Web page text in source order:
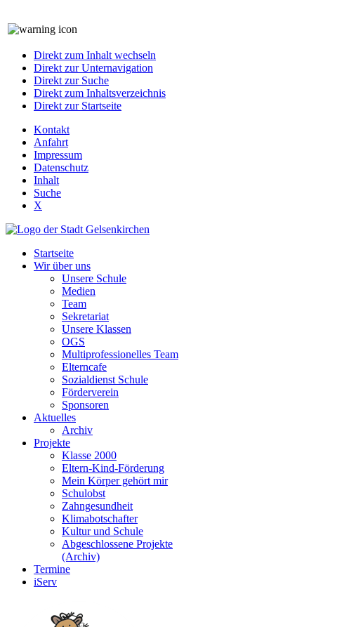
Direkt zum Inhalt wechseln
Direkt zur Unternavigation
Direkt zur Suche
Direkt zum Inhaltsverzeichnis
Direkt zur Startseite
Kontakt
Anfahrt
Impressum
Datenschutz
Inhalt
Suche
X
Startseite
Wir über uns
Unsere Schule
Medien
Team
Sekretariat
Unsere Klassen
OGS
Multiprofessionelles Team
Elterncafe
Sozialdienst Schule
Förderverein
Sponsoren
Aktuelles
Archiv
Projekte
Klasse 2000
Eltern-Kind-Förderung
Mein Körper gehört mir
Schulobst
Zahngesundheit
Klimabotschafter
Kultur und Schule
Abgeschlossene Projekte
(Archiv)
Termine
iServ